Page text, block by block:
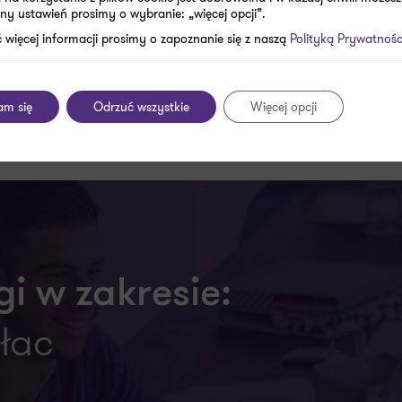
pierwsze 6 tygodni – płatne 100%, kolejne 26
rodzicowi (9 tygodni) – płatny 70%.
w zakresie:
ustawień prosimy o wybranie: „więcej opcji”.
więcej informacji prosimy o zapoznanie się z naszą Polityką
się Odrzuć wszystkie Więcej opcji